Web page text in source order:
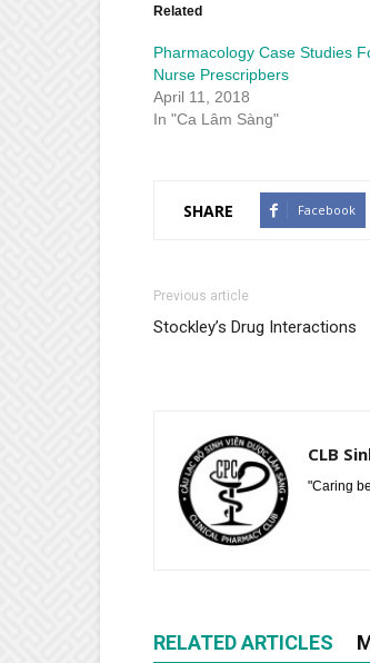
new
Related
Pharmacology Case Studies
Nurse Prescripbers
April 11, 2018
In "Ca Lâm Sàng"
SHARE Facebook
Previous article
Stockley’s Drug Interactions
CLB
"Caring
RELATED ARTICLES